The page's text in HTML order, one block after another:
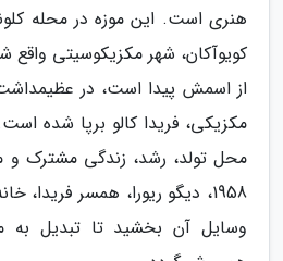
هنری است. این موزه در محله
کویوآکان، شهر مکزیکوسیتی
از اسمش پیدا است، در
مکزیکی، فریدا کالو برپا شده
محل تولد، رشد، زندگی مشترک و
1958، دیگو ریورا، همسر
وسایل آن بخشید تا تبدیل به